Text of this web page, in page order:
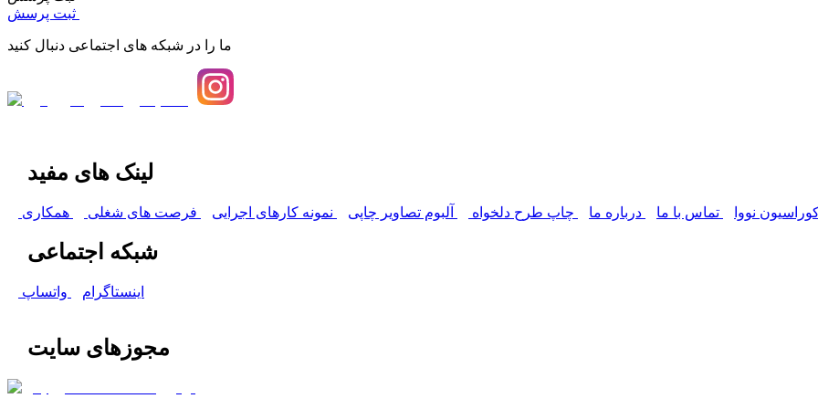
ما را در شبکه های اجتماعی دنبال کنید
لینک های مفید
نووا تماس با ما درباره ما چاپ طرح دلخواه آلبوم تصاویر چاپی نمونه کارهای اجرایی فرصت های شغلی همکاری
شبکه اجتماعی
اینستاگرام واتساپ
مجوزهای سایت